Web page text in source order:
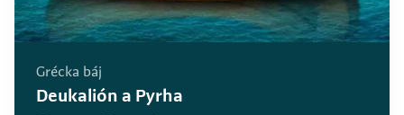
Grécka báj
Deukalión a Pyrha